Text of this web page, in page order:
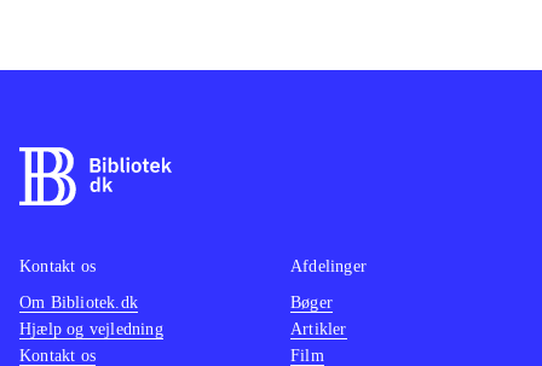
Lydsiden er filmisk, og især
historien og bipersonerne er
troværdige.
Plot- og spilmæssigt minder spillet en
spændende spil der skaber en fin
spiloplevelse, dog uden at sprænge
Kontakt os
Om Bibliotek.dk
Hjælp og vejledning
Kontakt os
Afdelinger
Bøger
Artikler
Film